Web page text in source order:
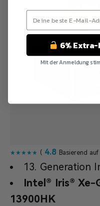
★★★★★ (4.8 Basierend
13. Generation
Intel® Iris® Xe-
13900HK
6%
Mit der Anmeldung